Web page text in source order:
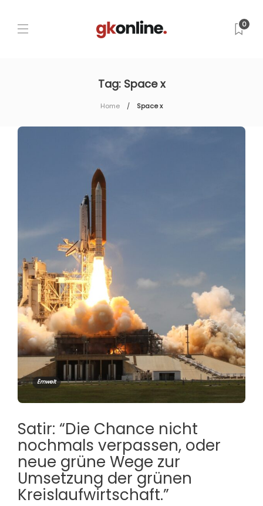
0
Tag: Space x
Home Space x
Ëmwelt
Satir: “Die Chance nicht
nochmals verpassen, oder
neue grüne Wege zur
Umsetzung der grünen
Kreislaufwirtschaft.”